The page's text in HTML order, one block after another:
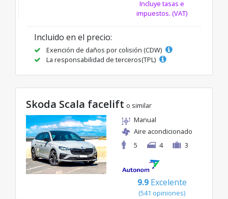
Incluye tasas e
impuestos. (VAT)
Incluido en el precio:
Exención de daños por colisión (CDW)
La responsabilidad de terceros(TPL)
Skoda Scala facelift o similar
Manual
Aire acondicionado
5
4 3
9.9 Excelente
(541 opiniones)